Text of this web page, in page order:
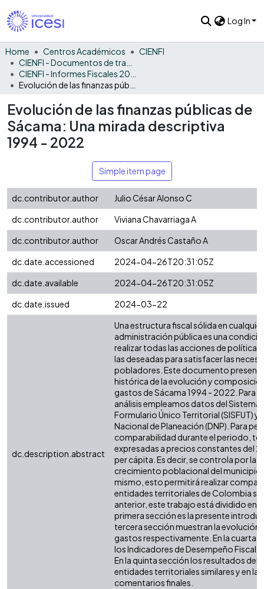
Log In
Home Centros Académicos
CIENFI
Evolución de las finanzas públicas de
Sácama: Una mirada descriptiva
1994 - 2022
Simple item page
dc.contributor.author
Julio César Alonso C
dc.contributor.author
Viviana Chavarriaga A
dc.contributor.author
Oscar Andrés Castaño A
dc.date.accessioned
2024-04-26T20:31:05Z
dc.date.available
2024-04-26T20:31:05Z
dc.date.issued
2024-03-22
dc.description.abstract
Una estructura fiscal sólida en cualquier
administración pública es una
realizar todas las acciones de política
las deseadas para satisfacer las
pobladores. Este documento
histórica de la evolución y
gastos de Sácama 1994 - 2022. Para
análisis empleamos datos del
Formulario Único Territorial (SISFUT)
Nacional de Planeación (DNP). Para
comparabilidad durante el periodo,
expresadas a precios constantes del
per cápita. Es decir, se controla por la
crecimiento poblacional del municipio
mismo, esto permitirá realizar
entidades territoriales de Colombia
anterior, este trabajo está dividido en
primera sección es la presente
tercera sección muestran la evolución
gastos respectivamente. En la cuarta
los Indicadores de Desempeño Fiscal
En la quinta sección los resultados del
entidades territoriales similares y en la
comentarios finales.